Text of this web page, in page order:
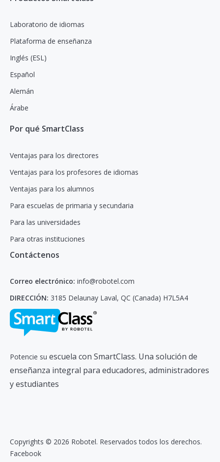
Laboratorio de idiomas
Plataforma de enseñanza
Inglés (ESL)
Español
Alemán
Árabe
Por qué SmartClass
Ventajas para los directores
Ventajas para los profesores de idiomas
Ventajas para los alumnos
Para escuelas de primaria y secundaria
Para las universidades
Para otras instituciones
Contáctenos
Correo electrónico: info@robotel.com
DIRECCIÓN: 3185 Delaunay Laval, QC (Canada) H7L5A4
Potencie su escuela con SmartClass. Una solución de
enseñanza integral para educadores, administradores
y estudiantes
Copyrights © 2026 Robotel. Reservados todos los derechos.
Facebook